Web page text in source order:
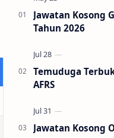
Jawatan Kosong
Tahun 2026
Temuduga
AFRS
Jawatan Kosong